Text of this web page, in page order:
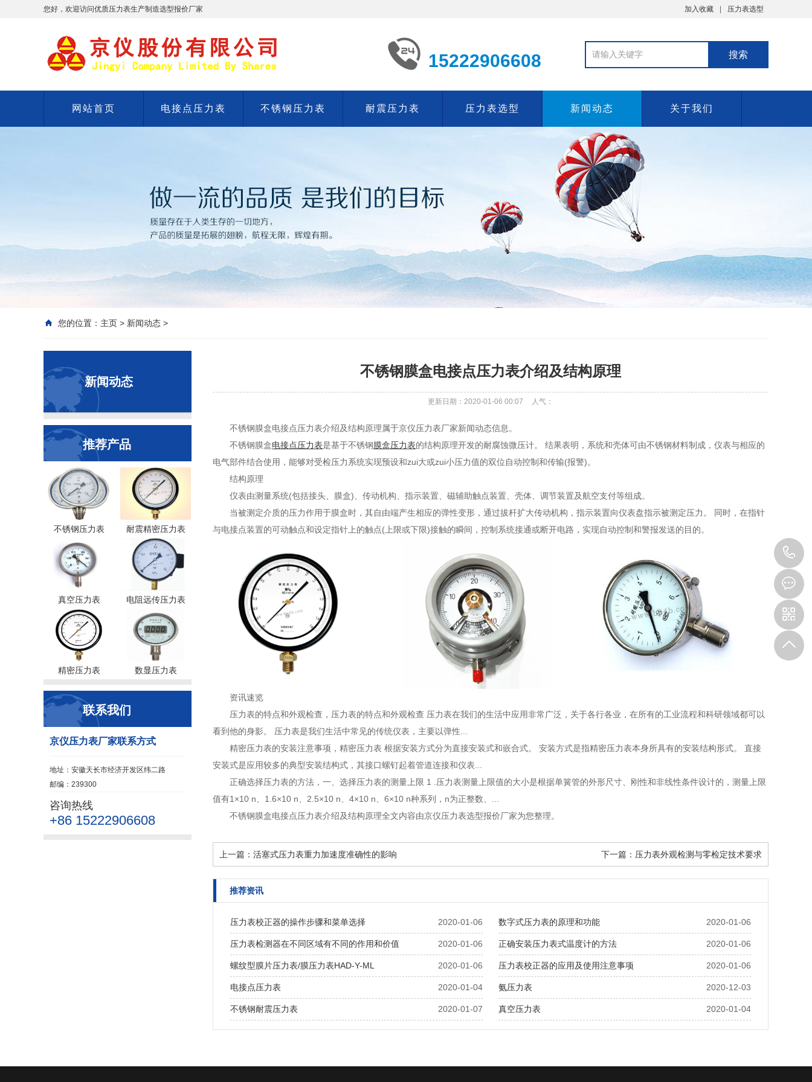
您好，欢迎访问优质压力表生产制造选型报价厂家 加入收藏 压力表选型
15222906608
网站首页 电接点压力表 不锈钢压力表 耐震压力表 压力表选型 新闻动态 关于我们
您的位置： 主页 > 新闻动态 >
新闻动态
推荐产品
不锈钢压力表 耐震精密压力表
真空压力表 电阻远传压力表
精密压力表 数显压力表
联系我们
京仪压力表厂家联系方式
地址：安徽天长市经济开发区纬二路
邮编：239300
咨询热线
+86 15222906608
不锈钢膜盒电接点压力表介绍及结构原理
更新日期：2020-01-06 00:07 人气：
不锈钢膜盒电接点压力表介绍及结构原理属于京仪压力表厂家新闻动态信息。
不锈钢膜盒电接点压力表是基于不锈钢膜盒压力表的结构原理开发的耐腐蚀微压计。 结果表明，系统和壳体可由不锈钢材料制成，仪表与相应的
电气部件结合使用，能够对受检压力系统实现预设和zui大或zui小压力值的双位自动控制和传输(报警)。
结构原理
仪表由测量系统(包括接头、膜盒)、传动机构、指示装置、磁辅助触点装置、壳体、调节装置及航空支付等组成。
当被测定介质的压力作用于膜盒时，其自由端产生相应的弹性变形，通过拔杆扩大传动机构，指示装置向仪表盘指示被测定压力。 同时，在指针
与电接点装置的可动触点和设定指针上的触点(上限或下限)接触的瞬间，控制系统接通或断开电路，实现自动控制和警报发送的目的。
资讯速览
压力表的特点和外观检查 ，压力表的特点和外观检查 压力表在我们的生活中应用非常广泛，关于各行各业，在所有的工业流程和科研领域都可以
看到他的身影。 压力表是我们生活中常见的传统仪表，主要以弹性...
精密压力表的安装注意事项 ，精密压力表 根据安装方式分为直接安装式和嵌合式。 安装方式是指精密压力表本身所具有的安装结构形式。 直接
安装式是应用较多的典型安装结构式，其接口螺钉起着管道连接和仪表...
正确选择压力表的方法 ，一、选择压力表的测量上限 1 .压力表测量上限值的大小是根据单簧管的外形尺寸、刚性和非线性条件设计的，测量上限
值有1×10 n、1.6×10 n、2.5×10 n、4×10 n、6×10 n种系列，n为正整数、...
不锈钢膜盒电接点压力表介绍及结构原理全文内容由京仪压力表选型报价厂家为您整理。
上一篇： 活塞式压力表重力加速度准确性的影响 下一篇： 压力表外观检测与零检定技术要求
推荐资讯
2020-01-06
压力表校正器的操作步骤和菜单选择 2020-01-06
数字式压力表的原理和功能
2020-01-06
压力表检测器在不同区域有不同的作用和价值 2020-01-06
正确安装压力表式温度计的方法
2020-01-06
螺纹型膜片压力表/膜压力表HAD-Y-ML 2020-01-06
压力表校正器的应用及使用注意事项
2020-01-04
电接点压力表 2020-12-03
氨压力表
2020-01-07
不锈钢耐震压力表 2020-01-04
真空压力表